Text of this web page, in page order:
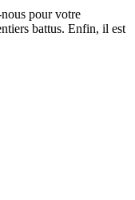
pour votre
battus. Enfin, il est